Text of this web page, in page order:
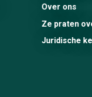
Over ons
Ze praten
Juridische